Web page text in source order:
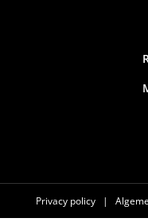
Privacy policy |